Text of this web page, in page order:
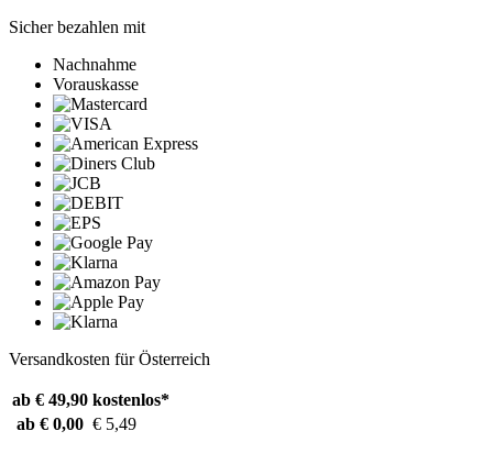
Sicher bezahlen mit
Nachnahme
Vorauskasse
Versandkosten für Österreich
ab € 49,90 kostenlos*
ab € 0,00 € 5,49